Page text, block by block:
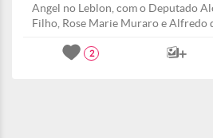
Angel no Leblon, com o Deputado
Filho, Rose Marie Muraro e Alfredo
2